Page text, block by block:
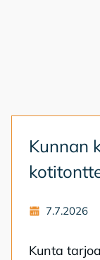
Kun­nan
7.7.2026
Kun­ta